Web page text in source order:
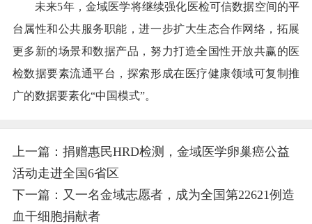
未来5年，金域医学将继续强化医检可信数据空间的平
台属性和公共服务职能，进一步扩大生态合作网络，拓展
更多新的场景和数据产品，努力打造全国性开放共赢的医
检数据要素流通平台，探索形成在医疗健康领域可复制推
广的数据要素化“中国模式”。
上一篇：捐赠惠民HRD检测，金域医学卵巢癌公益
活动走进全国6省区
下一篇：又一名金域志愿者，成为全国第22621例造
血干细胞捐献者